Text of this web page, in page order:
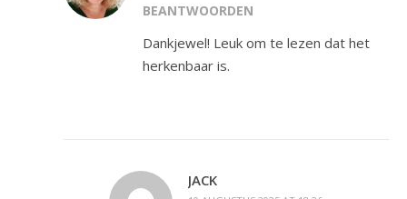
BEANTWOORDEN
Dankjewel! Leuk om te lezen dat het
herkenbaar is.
JACK